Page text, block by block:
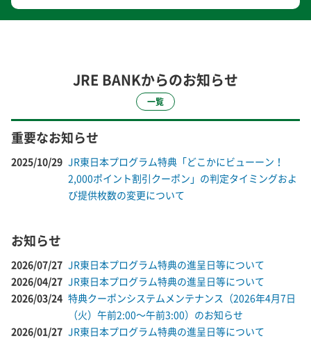
JRE BANKからのお知らせ
一覧
重要なお知らせ
2025/10/29 JR東日本プログラム特典「どこかにビューーン！
2,000ポイント割引クーポン」の判定タイミングおよ
び提供枚数の変更について
お知らせ
2026/07/27 JR東日本プログラム特典の進呈日等について
2026/04/27 JR東日本プログラム特典の進呈日等について
2026/03/24 特典クーポンシステムメンテナンス（2026年4月7日
（火）午前2:00～午前3:00）のお知らせ
2026/01/27 JR東日本プログラム特典の進呈日等について